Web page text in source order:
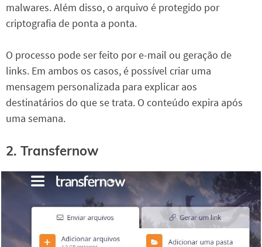
malwares. Além disso, o arquivo é protegido por
criptografia de ponta a ponta.
O processo pode ser feito por e-mail ou geração de
links. Em ambos os casos, é possível criar uma
mensagem personalizada para explicar aos
destinatários do que se trata. O conteúdo expira após
uma semana.
2. Transfernow